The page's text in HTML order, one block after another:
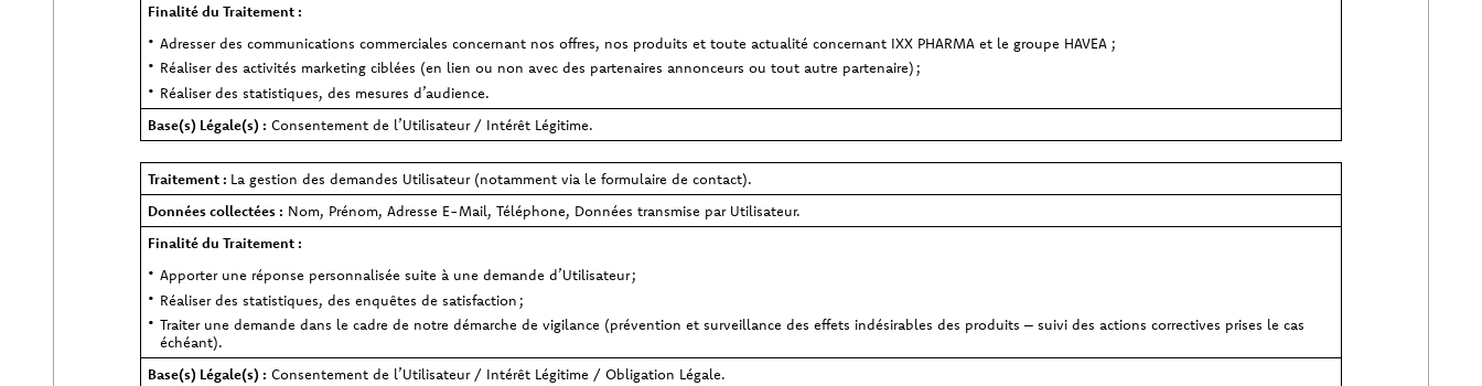
Finalité du Traitement :
Adresser des communications commerciales concernant nos offres, nos produits et toute actualité concernant IXX PHARMA et le groupe HAVEA ;
Réaliser des activités marketing ciblées (en lien ou non avec des partenaires annonceurs ou tout autre partenaire) ;
Réaliser des statistiques, des mesures d’audience.
Base(s) Légale(s) : Consentement de l’Utilisateur / Intérêt Légitime.
Traitement : La gestion des demandes Utilisateur (notamment via le formulaire de contact).
Données collectées : Nom, Prénom, Adresse E-Mail, Téléphone, Données transmise par Utilisateur.
Finalité du Traitement :
Apporter une réponse personnalisée suite à une demande d’Utilisateur ;
Réaliser des statistiques, des enquêtes de satisfaction ;
Traiter une demande dans le cadre de notre démarche de vigilance (prévention et surveillance des effets indésirables des produits – suivi des actions correctives prises le cas
échéant).
Base(s) Légale(s) : Consentement de l’Utilisateur / Intérêt Légitime / Obligation Légale.